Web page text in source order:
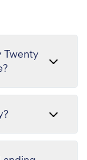
Twenty